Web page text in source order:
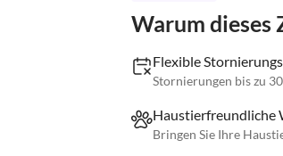
Warum dieses
Flexible
Stornierungen bis zu
Haustierfreundliche
Bringen Sie Ihre